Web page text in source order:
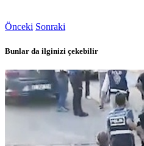
Önceki Sonraki
Bunlar da ilginizi çekebilir